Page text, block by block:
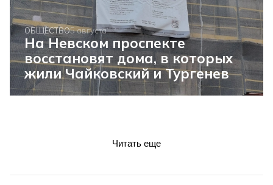
ОБЩЕСТВО5 августа
На Невском проспекте
восстановят дома, в которых
жили Чайковский и Тургенев
Читать еще